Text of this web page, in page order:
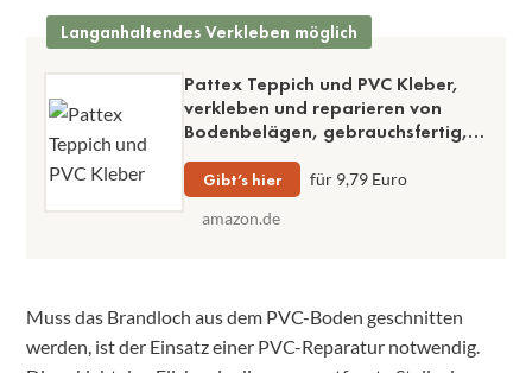
Langanhaltendes Verkleben möglich
Pattex Teppich und PVC Kleber,
verkleben und reparieren von
Bodenbelägen, gebrauchsfertig,
für den Innenbereich, sehr schnelle
Anfangshaftung, Lösemittelfrei,
weiß 65g
Gibt’s hier
für 9,79 Euro
amazon.de
Muss das Brandloch aus dem PVC-Boden geschnitten
werden, ist der Einsatz einer PVC-Reparatur notwendig.